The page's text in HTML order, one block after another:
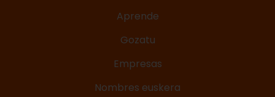
Aprende
Gozatu
Empresas
Nombres euskera